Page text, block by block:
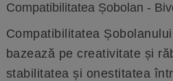
Compatibilitatea Șobolan -
Compatibilitatea
bazează pe creativitate și
stabilitatea și onestitatea